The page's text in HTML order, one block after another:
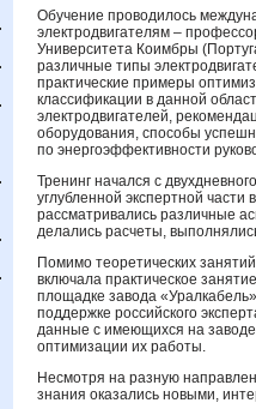
Обучение проводилось
электродвигателям –
Университета Коимбры
различные типы
практические примеры
классификации в данной
электродвигателей,
оборудования, способы
по энергоэффективности
Тренинг начался с
углубленной экспертной
рассматривались различные
делались расчеты,
Помимо теоретических
включала практическое
площадке завода
поддержке российского
данные с имеющихся на
оптимизации их работы.
Несмотря на разную
знания оказались новыми,